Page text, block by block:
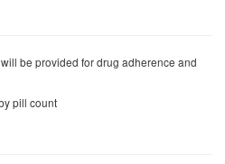
be provided for drug adherence and
pill count